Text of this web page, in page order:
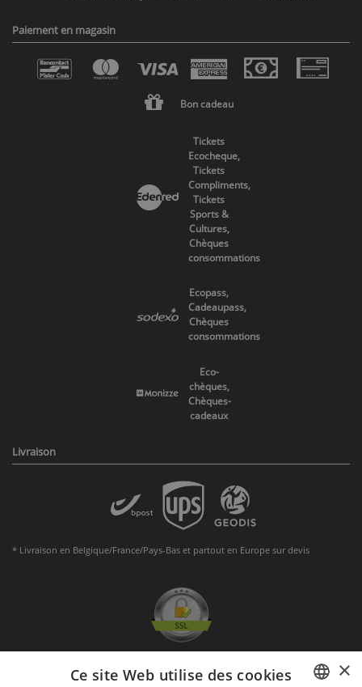
Paiement en magasin
Bon cadeau
Tickets
Ecocheque,
Tickets
Compliments,
Tickets
Sports &
Cultures,
Chèques
consommations
Ecopass,
Cadeaupass,
Chèques
consommations
Eco-
chèques,
Chèques-
cadeaux
Livraison
* Livraison en Belgique/France/Pays-Bas et partout en Europe sur devis
×
Ce site Web utilise des cookies